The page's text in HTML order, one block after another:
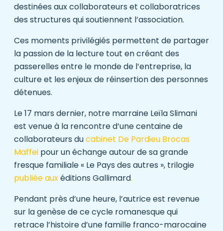
destinées aux collaborateurs et collaboratrices
des structures qui soutiennent l’association.
Ces moments privilégiés permettent de partager
la passion de la lecture tout en créant des
passerelles entre le monde de l’entreprise, la
culture et les enjeux de réinsertion des personnes
détenues.
Le 17 mars dernier, notre marraine Leïla Slimani
est venue à la rencontre d’une centaine de
collaborateurs ducabinet De Pardieu Brocas
Maffei pour un échange autour de sa grande
fresque familiale « Le Pays des autres », trilogie
publiée auxéditions Gallimard.
Pendant près d’une heure, l’autrice est revenue
sur la genèse de ce cycle romanesque qui
retrace l’histoire d’une famille franco-marocaine